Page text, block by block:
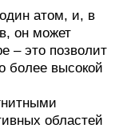
атом, и, в
он может
– это позволит
более высокой
областей